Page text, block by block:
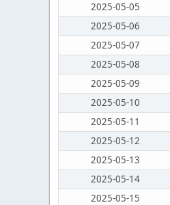
2025-05-05
2025-05-06
2025-05-07
2025-05-08
2025-05-09
2025-05-10
2025-05-11
2025-05-12
2025-05-13
2025-05-14
2025-05-15